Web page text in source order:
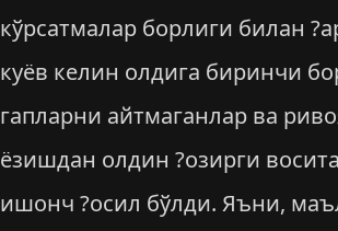
кўрсатмалар борлиги билан
куёв келин олдига биринчи
гапларни айтмаганлар ва
ёзишдан олдин ?озирги
ишонч ?осил бўлди. Яъни,